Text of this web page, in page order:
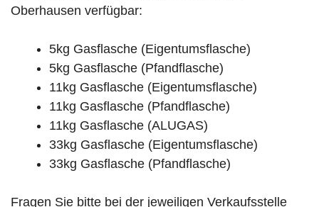
Oberhausen verfügbar:
5kg Gasflasche (Eigentumsflasche)
5kg Gasflasche (Pfandflasche)
11kg Gasflasche (Eigentumsflasche)
11kg Gasflasche (Pfandflasche)
11kg Gasflasche (ALUGAS)
33kg Gasflasche (Eigentumsflasche)
33kg Gasflasche (Pfandflasche)
Fragen Sie bitte bei der jeweiligen Verkaufsstelle